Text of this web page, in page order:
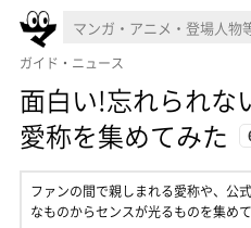
ガイド・ニュース
面白い!忘れられな
愛称を集めてみた
ファンの間で親しまれる愛称や、公
なものからセンスが光るものを集めて